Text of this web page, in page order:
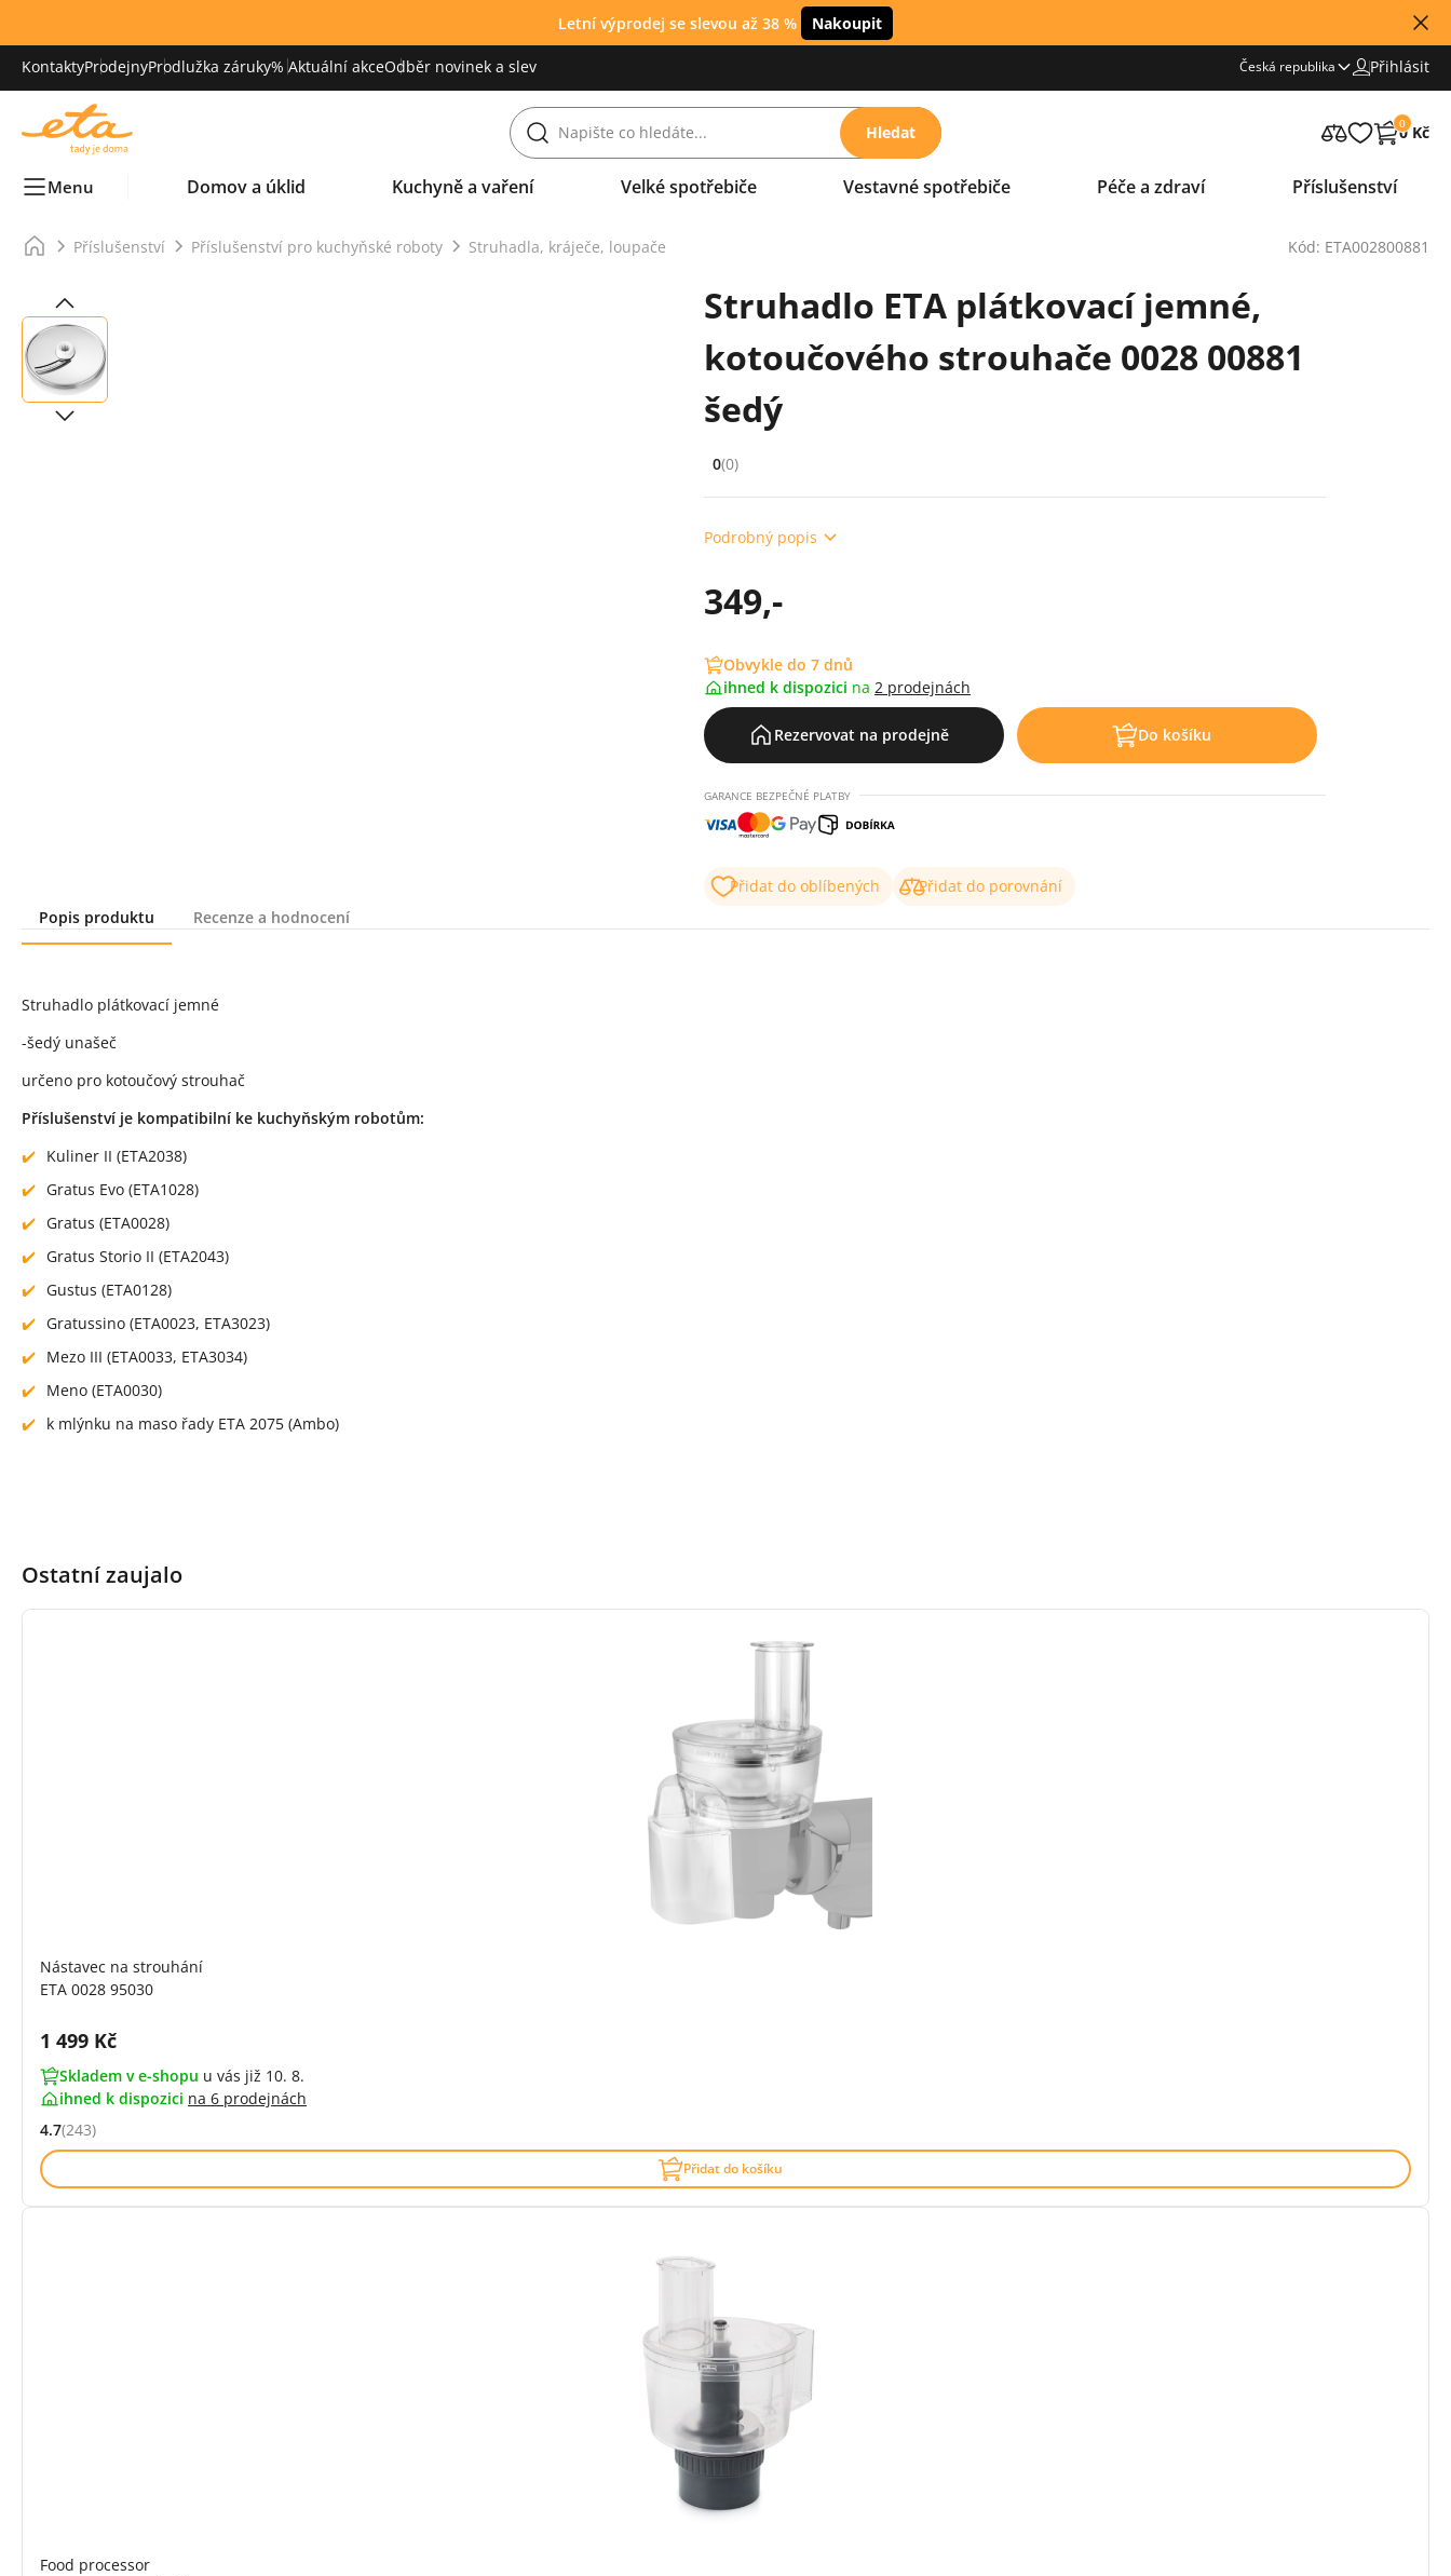
Letní výprodej se slevou až 38 % Nakoupit
KontaktyProdejnyProdlužka záruky% Aktuální akceOdběr novinek a slev Česká republika Přihlásit
Hledat 0
0 Kč
Menu Domov a úklid Kuchyně a vaření Velké spotřebiče Vestavné spotřebiče Péče a zdraví Příslušenství
Příslušenství Příslušenství pro kuchyňské roboty Struhadla, kráječe, loupače Kód: ETA002800881
Struhadlo ETA plátkovací jemné,
kotoučového strouhače 0028 00881
šedý
Hodnocení: 0 z 5 (0 recenzí)
0(0)
Podrobný popis
349,-
Obvykle do 7 dnů
ihned k dispozici na 2 prodejnách
Rezervovat na prodejně Do košíku
GARANCE BEZPEČNÉ PLATBY
Přidat do oblíbených
Přidat do porovnání
Popis produktu
Recenze a hodnocení
Struhadlo plátkovací jemné
-šedý unašeč
určeno pro kotoučový strouhač
Příslušenství je kompatibilní ke kuchyňským robotům:
Kuliner II (ETA2038)
Gratus Evo (ETA1028)
Gratus (ETA0028)
Gratus Storio II (ETA2043)
Gustus (ETA0128)
Gratussino (ETA0023, ETA3023)
Mezo III (ETA0033, ETA3034)
Meno (ETA0030)
k mlýnku na maso řady ETA 2075 (Ambo)
Ostatní zaujalo
Nástavec na strouhání
ETA 0028 95030
Cena s DPH:
1 499 Kč
Skladem v e-shopu u vás již 10. 8.
ihned k dispozici na 6 prodejnách
Hodnocení: 4.7 z 5 (243 recenzí)
4.7(243)
Přidat do košíku
Food processor